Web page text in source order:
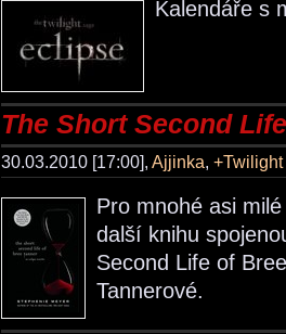
Kalendáře s
The Short Second
30.03.2010 [17:00], Ajjinka,
Pro mnohé asi
další knihu
Second Life of
Tannerové.